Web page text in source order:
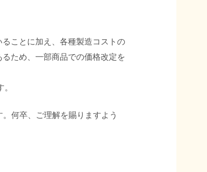
ことに加え、各種製造コストの
ため、一部商品での価格改定を
何卒、ご理解を賜りますよう